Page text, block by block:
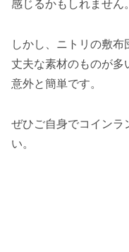
感じるかもしれません。
しかし、ニトリの敷
丈夫な素材のものが多
意外と簡単です。
ぜひご自身でコインラ
い。